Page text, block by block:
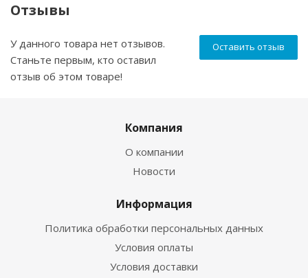
Отзывы
Оставить отзыв
У данного товара нет отзывов.
Станьте первым, кто оставил
отзыв об этом товаре!
Компания
О компании
Новости
Информация
Политика обработки персональных данных
Условия оплаты
Условия доставки